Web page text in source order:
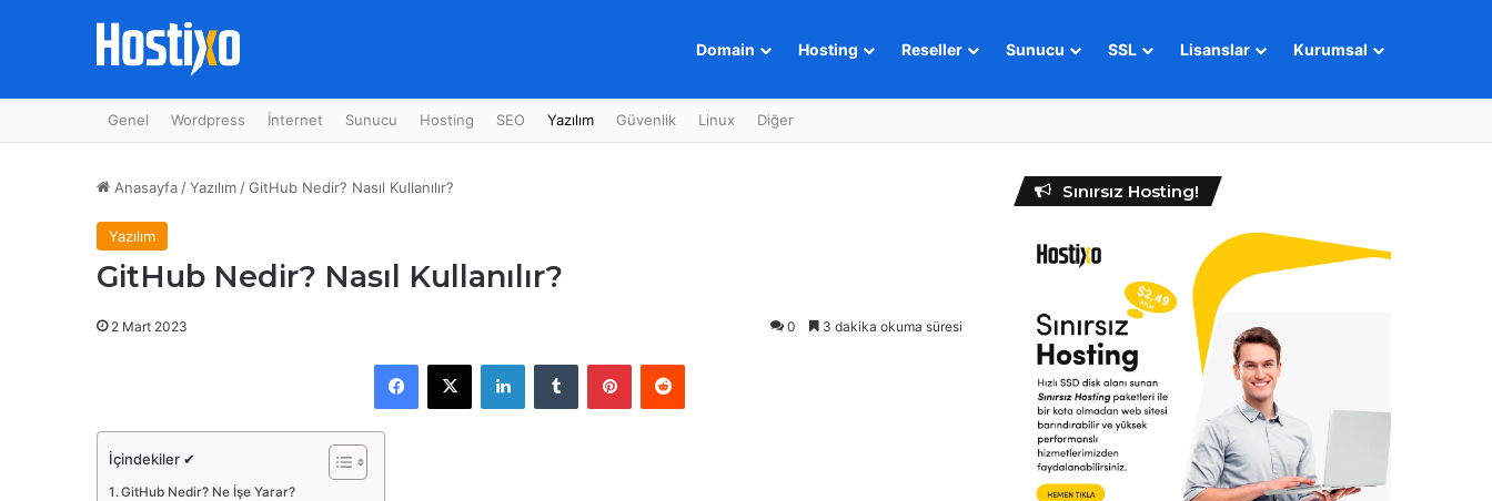
Domain Hosting Reseller Sunucu SSL Lisanslar Kurumsal
Genel Wordpress İnternet Sunucu Hosting SEO Yazılım Güvenlik Linux Diğer
Anasayfa /Yazılım /GitHub Nedir? Nasıl Kullanılır?
Yazılım
GitHub Nedir? Nasıl Kullanılır?
2 Mart 2023 0 3 dakika okuma süresi
İçindekiler ✔
GitHub Nedir? Ne İşe Yarar?
Sınırsız Hosting!